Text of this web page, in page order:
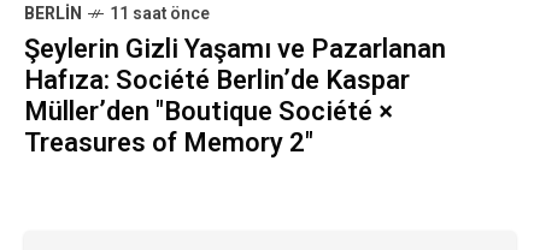
BERLIN 11 saat önce
Şeylerin Gizli Yaşamı ve Pazarlanan
Hafıza: Société Berlin’de Kaspar
Müller’den "Boutique Société ×
Treasures of Memory 2"